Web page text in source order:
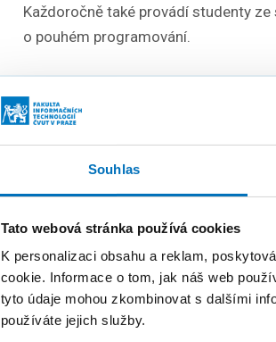
Souhlas
Tato webová stránka používá cookies
K personalizaci obsahu a reklam,
cookie. Informace o tom, jak náš web
tyto údaje mohou zkombinovat s dalšími
používáte jejich služby.
Každoročně také provádí studenty ze
o pouhém programování.
mohou rozrůst ve
Stipendium bylo uděleno celkem
slavnostního večera byl Dr. Tomáš
Nadace Knihovny Václava Havla.